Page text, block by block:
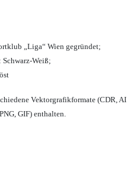
„Liga“ Wien gegründet;
Schwarz-Weiß;
Vektorgrafikformate (CDR, AI
GIF) enthalten.